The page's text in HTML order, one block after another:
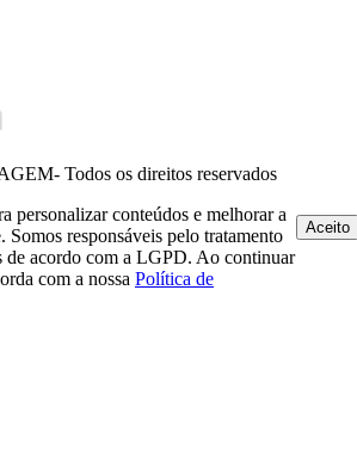
Todos os direitos reservados
personalizar conteúdos e melhorar a
Somos responsáveis pelo tratamento
de acordo com a LGPD. Ao continuar
com a nossa Política de
Aceito